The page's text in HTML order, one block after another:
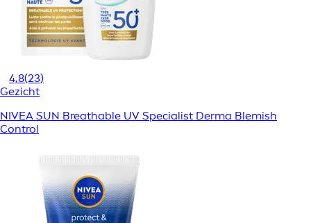
4,8(23)
Gezicht
NIVEA SUN Breathable UV Specialist Derma Blemish
Control